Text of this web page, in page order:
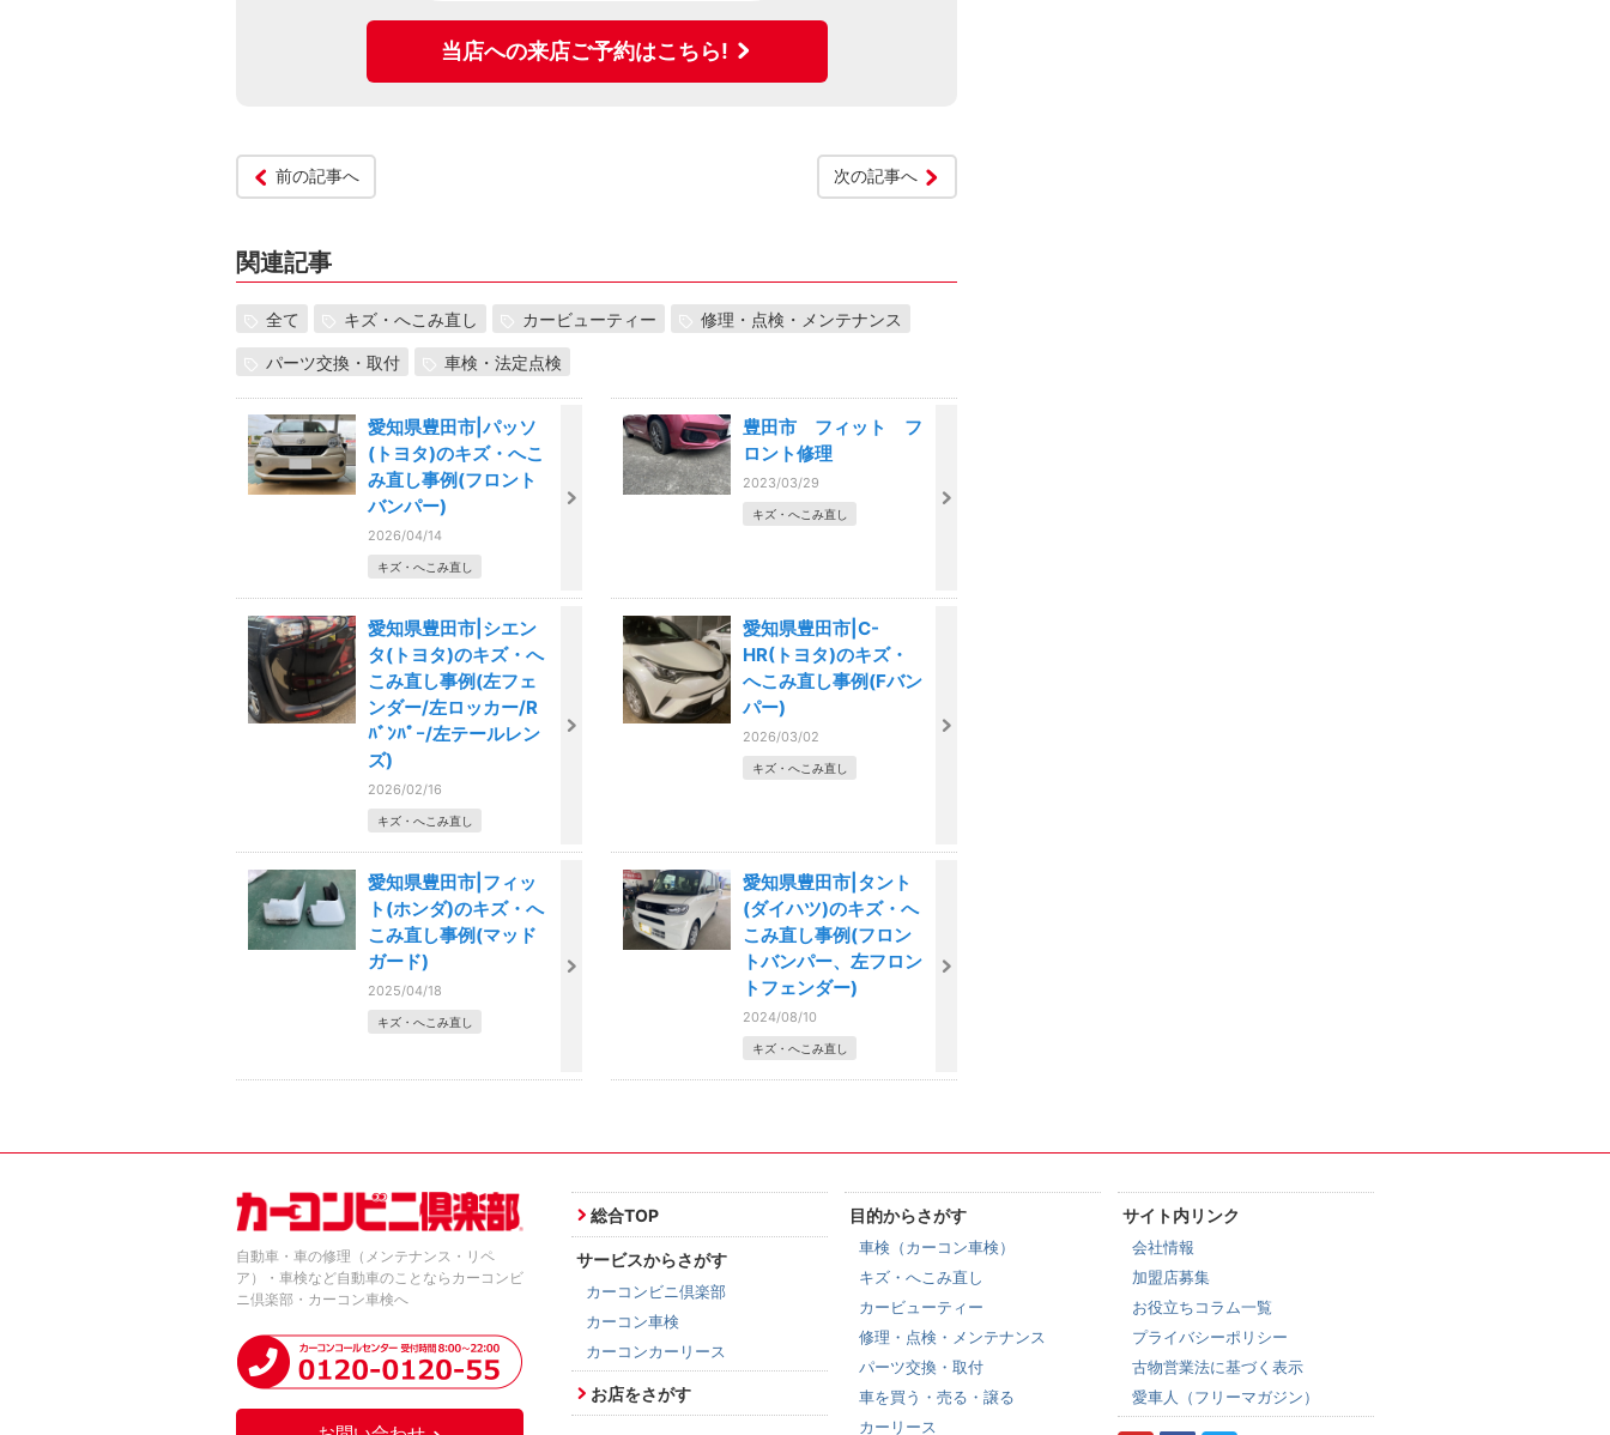
当店への来店ご予約はこちら!
前の記事へ 次の記事へ
関連記事
全て キズ・へこみ直し カービューティー 修理・点検・メンテナンス
パーツ交換・取付 車検・法定点検
愛知県豊田市|パッソ
(トヨタ)のキズ・へこ
み直し事例(フロント
バンパー)
2026/04/14
キズ・へこみ直し
豊田市 フィット フ
ロント修理
2023/03/29
キズ・へこみ直し
愛知県豊田市|シエン
タ(トヨタ)のキズ・へ
こみ直し事例(左フェ
ンダー/左ロッカー/R
ﾊﾞﾝﾊﾟｰ/左テールレン
ズ)
2026/02/16
キズ・へこみ直し
愛知県豊田市|C-
HR(トヨタ)のキズ・
へこみ直し事例(Fバン
パー)
2026/03/02
キズ・へこみ直し
愛知県豊田市|フィッ
ト(ホンダ)のキズ・へ
こみ直し事例(マッド
ガード)
2025/04/18
キズ・へこみ直し
愛知県豊田市|タント
(ダイハツ)のキズ・へ
こみ直し事例(フロン
トバンパー、左フロン
トフェンダー)
2024/08/10
キズ・へこみ直し
自動車・車の修理（メンテナンス・リペ
ア）・車検など自動車のことならカーコンビ
ニ倶楽部・カーコン車検へ
総合TOP
サービスからさがす
カーコンビニ倶楽部
カーコン車検
カーコンカーリース
お店をさがす
目的からさがす
車検（カーコン車検）
キズ・へこみ直し
カービューティー
修理・点検・メンテナンス
パーツ交換・取付
車を買う・売る・譲る
カーリース
サイト内リンク
会社情報
加盟店募集
お役立ちコラム一覧
プライバシーポリシー
古物営業法に基づく表示
愛車人（フリーマガジン）